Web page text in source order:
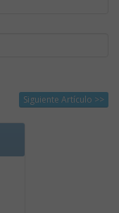
Siguiente Artículo >>